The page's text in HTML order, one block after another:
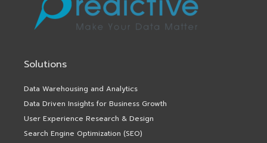
Solutions
Data Warehousing and Analytics
Data Driven Insights for Business Growth
User Experience Research & Design
Search Engine Optimization (SEO)